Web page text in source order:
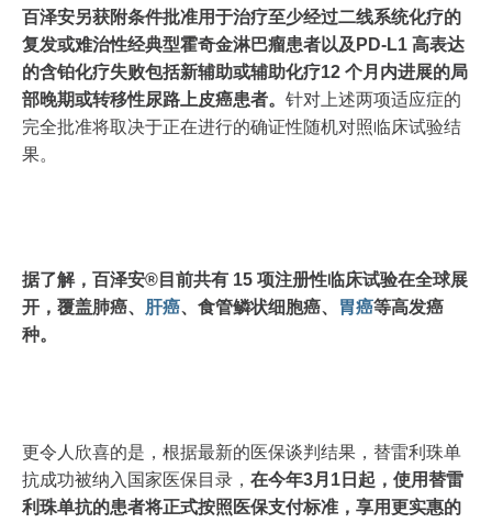
百泽安另获附条件批准用于治疗至少经过二线系统化疗的
复发或难治性经典型霍奇金淋巴瘤患者以及PD-L1 高表达
的含铂化疗失败包括新辅助或辅助化疗12 个月内进展的局
部晚期或转移性尿路上皮癌患者。 针对上述两项适应症的
完全批准将取决于正在进行的确证性随机对照临床试验结
果。
据了解，百泽安®目前共有 15 项注册性临床试验在全球展
开，覆盖肺癌、 肝癌、食管鳞状细胞癌、 胃癌等高发癌
种。
更令人欣喜的是，根据最新的医保谈判结果，替雷利珠单
抗成功被纳入国家医保目录， 在今年3月1日起，使用替雷
利珠单抗的患者将正式按照医保支付标准，享用更实惠的